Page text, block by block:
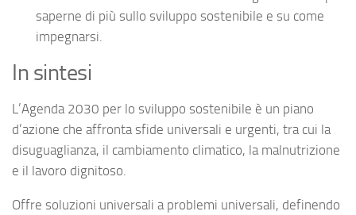
saperne di più sullo sviluppo sostenibile e su come
impegnarsi.
In sintesi
L’Agenda 2030 per lo sviluppo sostenibile è un piano
d’azione che affronta sfide universali e urgenti, tra cui la
disuguaglianza, il cambiamento climatico, la malnutrizione
e il lavoro dignitoso.
Offre soluzioni universali a problemi universali, definendo